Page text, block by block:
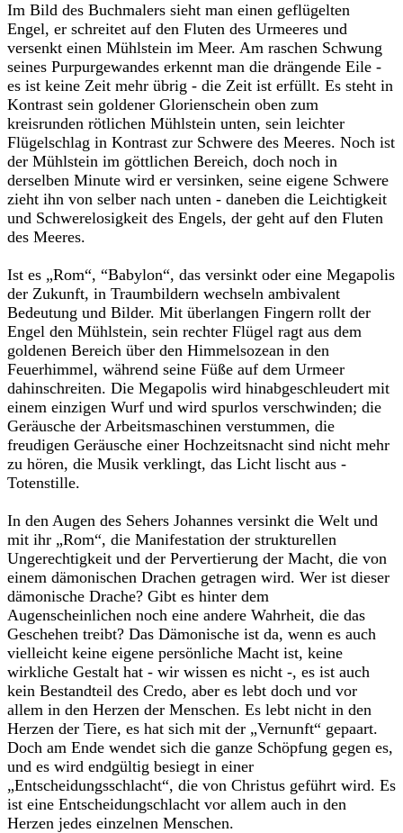
Im Bild des Buchmalers sieht man einen geflügelten
Engel, er schreitet auf den Fluten des Urmeeres und
versenkt einen Mühlstein im Meer. Am raschen Schwung
seines Purpurgewandes erkennt man die drängende Eile -
es ist keine Zeit mehr übrig - die Zeit ist erfüllt. Es steht in
Kontrast sein goldener Glorienschein oben zum
kreisrunden rötlichen Mühlstein unten, sein leichter
Flügelschlag in Kontrast zur Schwere des Meeres. Noch ist
der Mühlstein im göttlichen Bereich, doch noch in
derselben Minute wird er versinken, seine eigene Schwere
zieht ihn von selber nach unten - daneben die Leichtigkeit
und Schwerelosigkeit des Engels, der geht auf den Fluten
des Meeres.
Ist es „Rom“, “Babylon“, das versinkt oder eine Megapolis
der Zukunft, in Traumbildern wechseln ambivalent
Bedeutung und Bilder. Mit überlangen Fingern rollt der
Engel den Mühlstein, sein rechter Flügel ragt aus dem
goldenen Bereich über den Himmelsozean in den
Feuerhimmel, während seine Füße auf dem Urmeer
dahinschreiten. Die Megapolis wird hinabgeschleudert mit
einem einzigen Wurf und wird spurlos verschwinden; die
Geräusche der Arbeitsmaschinen verstummen, die
freudigen Geräusche einer Hochzeitsnacht sind nicht mehr
zu hören, die Musik verklingt, das Licht lischt aus -
Totenstille.
In den Augen des Sehers Johannes versinkt die Welt und
mit ihr „Rom“, die Manifestation der strukturellen
Ungerechtigkeit und der Pervertierung der Macht, die von
einem dämonischen Drachen getragen wird. Wer ist dieser
dämonische Drache? Gibt es hinter dem
Augenscheinlichen noch eine andere Wahrheit, die das
Geschehen treibt? Das Dämonische ist da, wenn es auch
vielleicht keine eigene persönliche Macht ist, keine
wirkliche Gestalt hat - wir wissen es nicht -, es ist auch
kein Bestandteil des Credo, aber es lebt doch und vor
allem in den Herzen der Menschen. Es lebt nicht in den
Herzen der Tiere, es hat sich mit der „Vernunft“ gepaart.
Doch am Ende wendet sich die ganze Schöpfung gegen es,
und es wird endgültig besiegt in einer
„Entscheidungsschlacht“, die von Christus geführt wird. Es
ist eine Entscheidungschlacht vor allem auch in den
Herzen jedes einzelnen Menschen.